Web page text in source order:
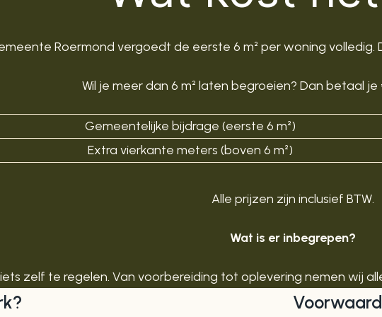
Roermond vergoedt de eerste 6 m² per woning volledig.
Wil je meer dan 6 m² laten begroeien? Dan betaal
Gemeentelijke bijdrage (eerste 6 m²)
Extra vierkante meters (boven 6 m²)
Alle prijzen zijn inclusief BTW.
Wat is er inbegrepen?
zelf te regelen. Van voorbereiding tot oplevering nemen wij